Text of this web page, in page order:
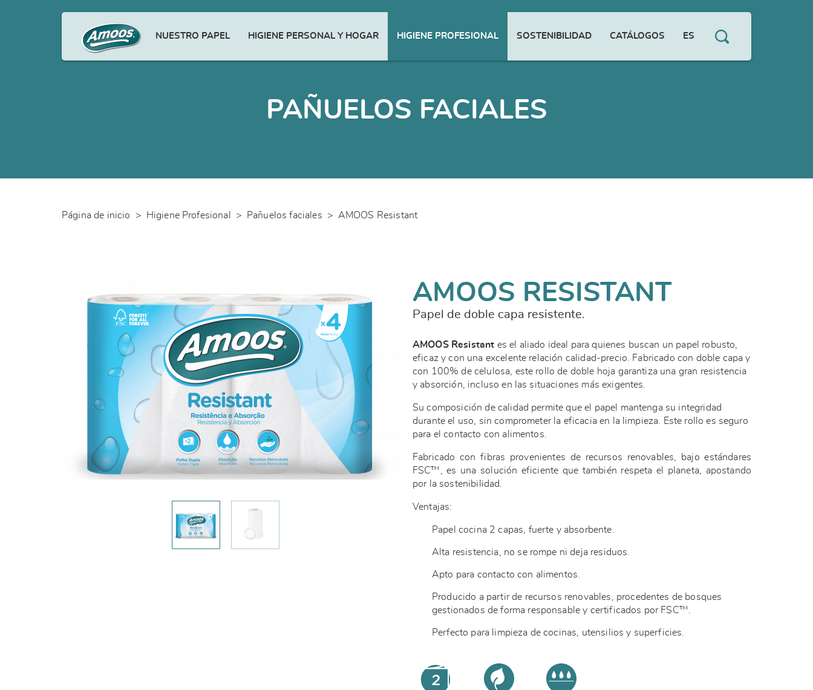
NUESTRO PAPEL HIGIENE PERSONAL Y HOGAR HIGIENE PROFESIONAL SOSTENIBILIDAD CATÁLOGOS ES
PAÑUELOS FACIALES
Página de inicio > Higiene Profesional > Pañuelos faciales > AMOOS Resistant
AMOOS RESISTANT
Papel de doble capa resistente.
AMOOS Resistant es el aliado ideal para quienes buscan un papel robusto,
eficaz y con una excelente relación calidad-precio. Fabricado con doble capa y
con 100% de celulosa, este rollo de doble hoja garantiza una gran resistencia
y absorción, incluso en las situaciones más exigentes.
Su composición de calidad permite que el papel mantenga su integridad
durante el uso, sin comprometer la eficacia en la limpieza. Este rollo es seguro
para el contacto con alimentos.
Fabricado con fibras provenientes de recursos renovables, bajo estándares
FSC™, es una solución eficiente que también respeta el planeta, apostando
por la sostenibilidad.
Ventajas:
Papel cocina 2 capas, fuerte y absorbente.
Alta resistencia, no se rompe ni deja residuos.
Apto para contacto con alimentos.
Producido a partir de recursos renovables, procedentes de bosques
gestionados de forma responsable y certificados por FSC™.
Perfecto para limpieza de cocinas, utensilios y superficies.